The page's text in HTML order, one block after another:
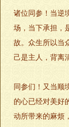
诸位同参！当逆
场，当下承担，
故。众生所以当
己是主人，背离
同参们！又当顺
的心已经对美好
动所带来的麻烦